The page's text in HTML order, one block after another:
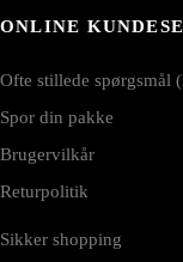
ONLINE
Ofte stillede spørgsmål
Spor din pakke
Brugervilkår
Returpolitik
Sikker shopping